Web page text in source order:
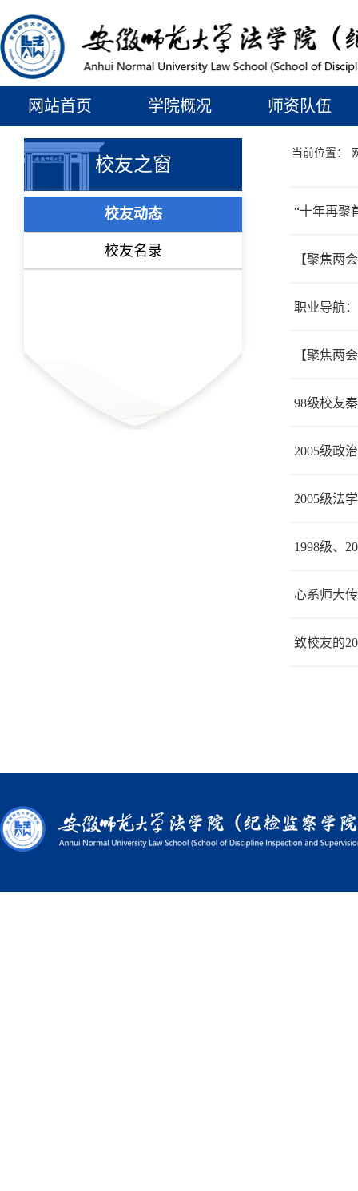
网站首页 学院概况 师资队伍
校友之窗
校友动态
校友名录
当前位置：
“十年再聚
职业导航
【聚焦两
98级校友
2005级政
2005级法
1998级、
心系师大
致校友的